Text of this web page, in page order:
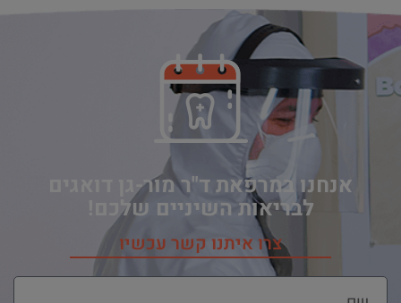
אנחנו במרפאת ד"ר מור-גן דואגים
לבריאות השיניים שלכם!
צרו איתנו קשר עכשיו